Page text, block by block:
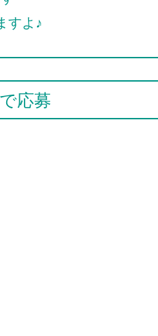
すよ♪
応募